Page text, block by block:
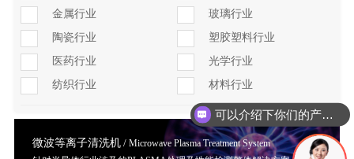
金属行业
玻璃行业
陶瓷行业
塑胶塑料行业
医药行业
光学行业
纺织行业
材料行业
微波等离子清洗机/ Microwave Plasma Treatment System
可以介绍下你们的产品么